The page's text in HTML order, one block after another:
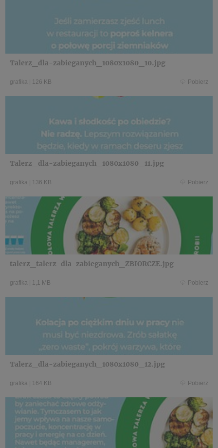
Talerz_dla-zabieganych_1080x1080_10.jpg
grafika 126 KB Pobierz
Talerz_dla-zabieganych_1080x1080_11.jpg
grafika 136 KB Pobierz
talerz_talerz-dla-zabieganych_ZBIORCZE.jpg
grafika 1,1 MB Pobierz
Talerz_dla-zabieganych_1080x1080_12.jpg
grafika 164 KB Pobierz